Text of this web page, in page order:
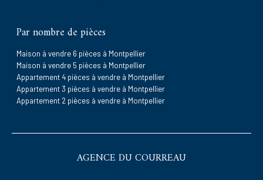
Par nombre de pièces
Maison à vendre 6 pièces à Montpellier
Maison à vendre 5 pièces à Montpellier
Appartement 4 pièces à vendre à Montpellier
Appartement 3 pièces à vendre à Montpellier
Appartement 2 pièces à vendre à Montpellier
AGENCE DU COURREAU